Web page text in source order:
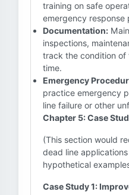
training on safe
emergency response
Documentation:
inspections,
track the condition of
time.
Emergency
practice emergency
line failure or other
Chapter 5: Case
(This section would
dead line
hypothetical
Case Study 1: